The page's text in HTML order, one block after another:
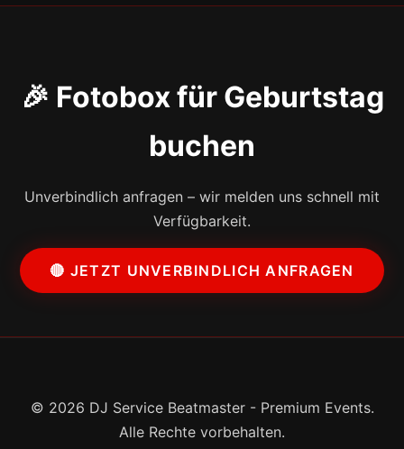
🎉 Fotobox für Geburtstag
buchen
Unverbindlich anfragen – wir melden uns schnell mit
Verfügbarkeit.
🔴 JETZT UNVERBINDLICH ANFRAGEN
© 2026 DJ Service Beatmaster - Premium Events.
Alle Rechte vorbehalten.